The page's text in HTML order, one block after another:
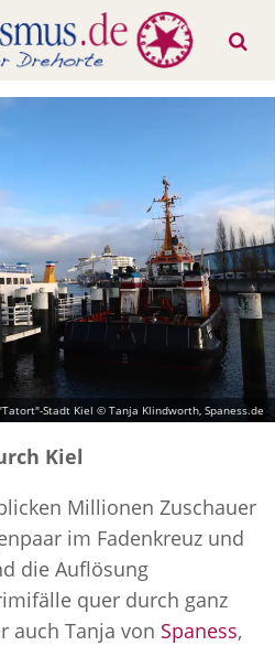
Stadt Kiel © Tanja Klindworth, Spaness.de
Kiel
Millionen Zuschauer
im Fadenkreuz und
die Auflösung
quer durch ganz
auch Tanja von Spaness,